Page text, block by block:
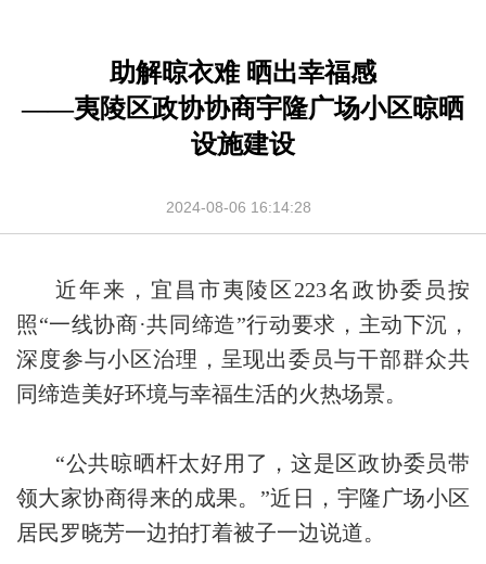
助解晾衣难 晒出幸福感
——夷陵区政协协商宇隆广场小区晾晒
设施建设
2024-08-06 16:14:28
近年来，宜昌市夷陵区223名政协委员按
照“一线协商·共同缔造”行动要求，主动下沉，
深度参与小区治理，呈现出委员与干部群众共
同缔造美好环境与幸福生活的火热场景。
“公共晾晒杆太好用了，这是区政协委员带
领大家协商得来的成果。”近日，宇隆广场小区
居民罗晓芳一边拍打着被子一边说道。